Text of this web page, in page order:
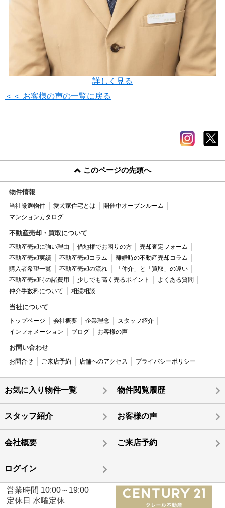
詳しく見る
＜＜ お客様の声の一覧に戻る
このページの先頭へ
物件情報
当社厳選物件 愛犬家住宅とは
開催中オープンルーム
マンションカタログ
不動産売却・買取について
不動産売却に強い理由 借地権でお困りの方
売却査定フォーム
不動産売却実績
不動産売却コラム
離婚時の不動産売却コラム
購入者希望一覧
不動産売却の流れ
「仲介」と「買取」の違い
不動産売却時の諸費用
少しでも高く売るポイント
よくある質問
仲介手数料について
相続相談
当社について
トップページ 会社概要 企業理念
スタッフ紹介
インフォメーション
ブログ お客様の声
お問い合わせ
お問合せ ご来店予約 店舗へのアクセス プライバシーポリシー
お気に入り物件一覧 物件閲覧履歴
スタッフ紹介 お客様の声
会社概要 ご来店予約
ログイン
営業時間 10:00～19:00
定休日 水曜定休